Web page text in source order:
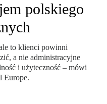
polskiego
to klienci powinni
a nie administracyjne
i użyteczność – mówi
Europe.